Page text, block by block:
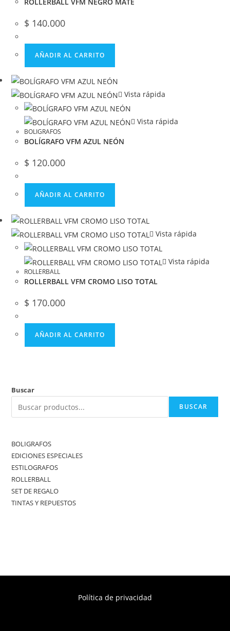
$ 140.000
AÑADIR AL CARRITO
Vista rápida
Vista rápida
BOLIGRAFOS
BOLÍGRAFO VFM AZUL NEÓN
$ 120.000
AÑADIR AL CARRITO
Vista rápida
Vista rápida
ROLLERBALL
ROLLERBALL VFM CROMO LISO TOTAL
$ 170.000
AÑADIR AL CARRITO
Buscar
BUSCAR
BOLIGRAFOS
EDICIONES ESPECIALES
ESTILOGRAFOS
ROLLERBALL
SET DE REGALO
TINTAS Y REPUESTOS
Política de privacidad